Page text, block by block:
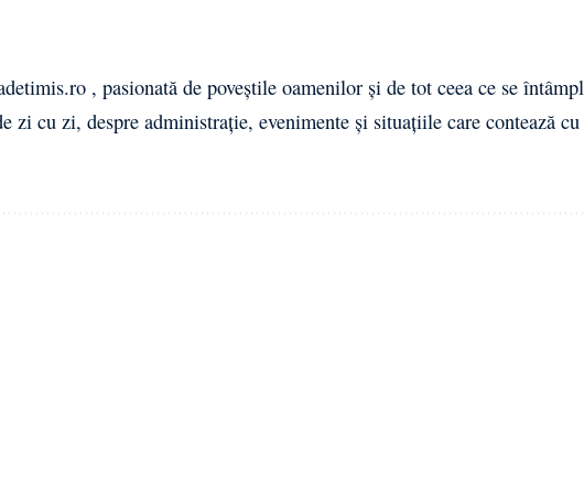
, pasionată de poveștile oamenilor și de tot ceea ce se
zi cu zi, despre administrație, evenimente și situațiile care contează cu